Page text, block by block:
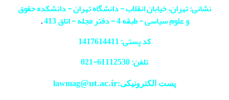
نشانی: تهران، خیابان انقلاب - دانشگاه تهران - دانشکده حقوق
و علوم سیاسی - طبقه 4 - دفتر مجله - اتاق 413
.
کد پستی: 1417614411
تلفن: 61112530-
021
پست الکترونیکی:lawmag@ut.ac.ir